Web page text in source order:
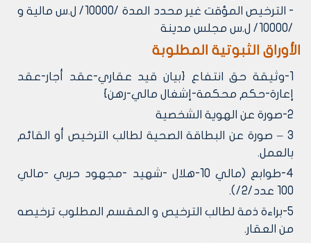
- الترخيص المؤقت غير محدد المدة /10000/ ل.س مالية و
/10000/ ل.س مجلس مدينة
الأوراق الثبوتية المطلوبة
1-وثيقة حق انتفاع {بيان قيد عقاري-عقد أجار-عقد
إعارة-حكم محكمة-إشغال مالي-رهن}
2-صورة عن الهوية الشخصية
3 – صورة عن البطاقة الصحية لطالب الترخيص أو القائم
بالعمل.
4-طوابع (مالي 10-هلال -شهيد -مجهود حربي -مالي
100 عدد/2/).
5-براءة ذمة لطالب الترخيص و المقسم المطلوب ترخيصه
من العقار.